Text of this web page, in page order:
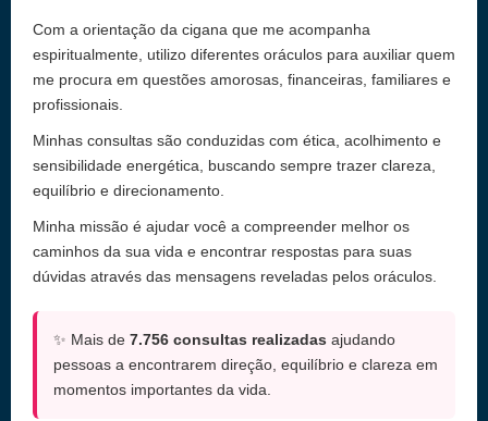
Com a orientação da cigana que me acompanha
espiritualmente, utilizo diferentes oráculos para auxiliar quem
me procura em questões amorosas, financeiras, familiares e
profissionais.
Minhas consultas são conduzidas com ética, acolhimento e
sensibilidade energética, buscando sempre trazer clareza,
equilíbrio e direcionamento.
Minha missão é ajudar você a compreender melhor os
caminhos da sua vida e encontrar respostas para suas
dúvidas através das mensagens reveladas pelos oráculos.
✨ Mais de 7.756 consultas realizadas ajudando
pessoas a encontrarem direção, equilíbrio e clareza em
momentos importantes da vida.